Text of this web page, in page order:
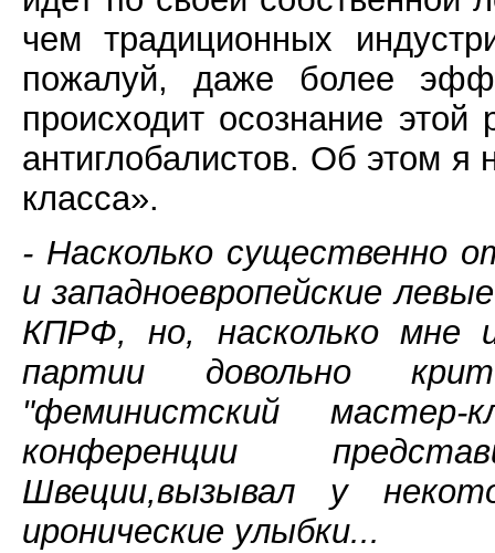
чем традиционных
пожалуй, даже более
происходит осознание
антиглобалистов. Об этом я
класса».
- Насколько существенно
и западноевропейские
КПРФ, но, насколько мне
партии довольно
"феминистский
конференции
Швеции,вызывал у
иронические улыбки...